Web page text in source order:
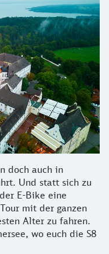
doch auch in
Und statt sich zu
E-Bike eine
mit der ganzen
Alter zu fahren.
wo euch die S8